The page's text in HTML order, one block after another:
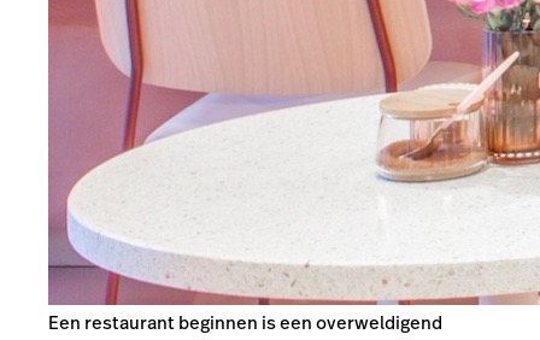
Een restaurant beginnen is een overweldigend